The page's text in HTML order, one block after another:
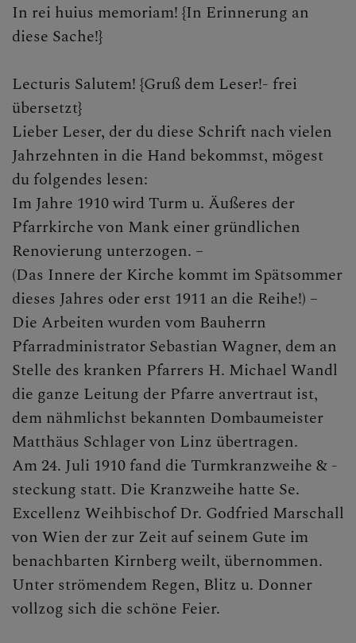
In rei huius memoriam! {In Erinnerung an
diese Sache!}
Lecturis Salutem! {Gruß dem Leser!- frei
übersetzt}
Lieber Leser, der du diese Schrift nach vielen
Jahrzehnten in die Hand bekommst, mögest
du folgendes lesen:
Im Jahre 1910 wird Turm u. Äußeres der
Pfarrkirche von Mank einer gründlichen
Renovierung unterzogen. –
(Das Innere der Kirche kommt im Spätsommer
dieses Jahres oder erst 1911 an die Reihe!) –
Die Arbeiten wurden vom Bauherrn
Pfarradministrator Sebastian Wagner, dem an
Stelle des kranken Pfarrers H. Michael Wandl
die ganze Leitung der Pfarre anvertraut ist,
dem nähmlichst bekannten Dombaumeister
Matthäus Schlager von Linz übertragen.
Am 24. Juli 1910 fand die Turmkranzweihe & -
steckung statt. Die Kranzweihe hatte Se.
Excellenz Weihbischof Dr. Godfried Marschall
von Wien der zur Zeit auf seinem Gute im
benachbarten Kirnberg weilt, übernommen.
Unter strömendem Regen, Blitz u. Donner
vollzog sich die schöne Feier.